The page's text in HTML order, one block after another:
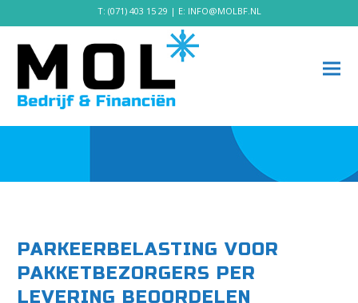
T: (071) 403 15 29 | E: INFO@MOLBF.NL
PARKEERBELASTING VOOR
PAKKETBEZORGERS PER
LEVERING BEOORDELEN